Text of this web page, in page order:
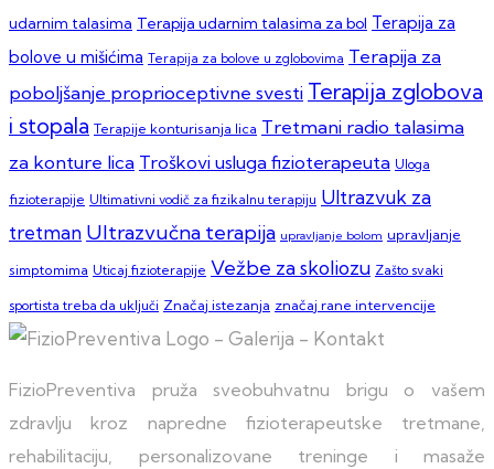
udarnim talasima Terapija udarnim talasima za bol Terapija za
bolove u mišićima Terapija za bolove u zglobovima Terapija za
poboljšanje proprioceptivne svesti Terapija zglobova
i stopala Terapije konturisanja lica Tretmani radio talasima
za konture lica Troškovi usluga fizioterapeuta Uloga
fizioterapije Ultimativni vodič za fizikalnu terapiju Ultrazvuk za
tretman Ultrazvučna terapija upravljanje bolom upravljanje
simptomima Uticaj fizioterapije Vežbe za skoliozu Zašto svaki
sportista treba da uključi Značaj istezanja značaj rane intervencije
FizioPreventiva pruža sveobuhvatnu brigu o vašem
zdravlju kroz napredne fizioterapeutske tretmane,
rehabilitaciju, personalizovane treninge i masaže